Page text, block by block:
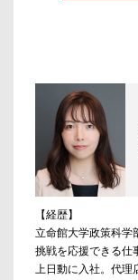
アセットマネジメ
ルタント。
【経歴】
立命館大学政策科学
挑戦を応援できる仕
上日動に入社。代理